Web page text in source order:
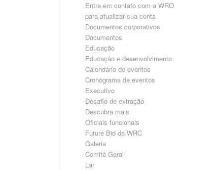
Entre em contato com a WRO
para atualizar sua conta
Documentos corporativos
Documentos
Educação
Educação e desenvolvimento
Calendário de eventos
Cronograma de eventos
Executivo
Desafio de extração
Descubra mais
Oficiais funcionais
Future Bid da WRC
Galeria
Comitê Geral
Lar